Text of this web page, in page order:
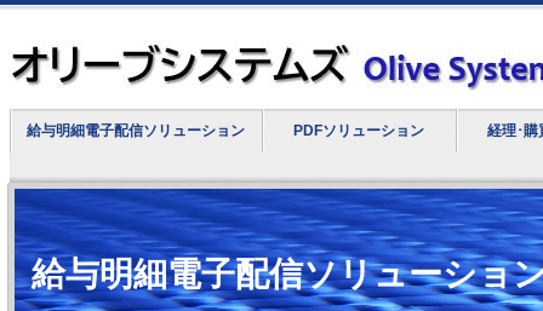
給与明細電子配信ソリューション PDFソリューション 経理･購
給与明細電子配信ソリューショ